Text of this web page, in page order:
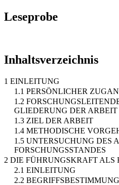
Leseprobe
Inhaltsverzeichnis
1 EINLEITUNG
1.1 PERSÖNLICHER
1.2
GLIEDERUNG DER ARBEIT
1.3 ZIEL DER ARBEIT
1.4 METHODISCHE
1.5 UNTERSUCHUNG DES
FORSCHUNGSSTANDES
2 DIE FÜHRUNGSKRAFT ALS
2.1 EINLEITUNG
2.2